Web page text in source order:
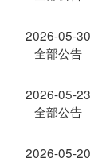
2026-05-30
全部公告
2026-05-23
全部公告
2026-05-20